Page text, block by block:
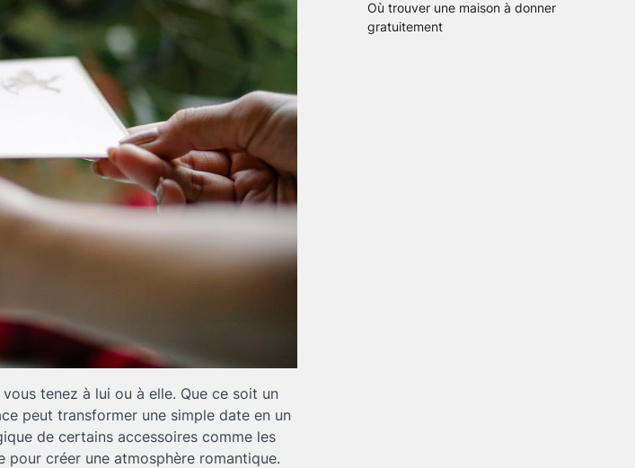
tenez à lui ou à elle. Que ce soit un
peut transformer une simple date en un
de certains accessoires comme les
créer une atmosphère romantique.
Où trouver une maison à donner
gratuitement